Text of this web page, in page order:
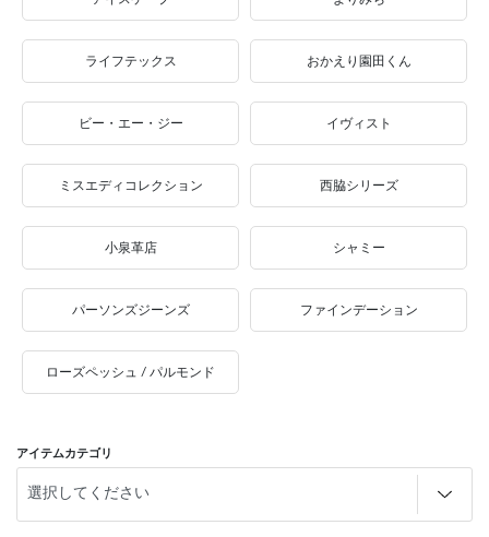
ライフテックス おかえり園田くん
ビー・エー・ジー イヴィスト
ミスエディコレクション 西脇シリーズ
小泉革店 シャミー
パーソンズジーンズ ファインデーション
ローズペッシュ / パルモンド
アイテムカテゴリ